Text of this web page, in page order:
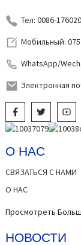
Тел: 0086-
Мобильный:
WhatsApp/
Электронная
О НАС
СВЯЗАТЬСЯ С НАМИ
О НАС
Просмотреть
НОВОСТИ